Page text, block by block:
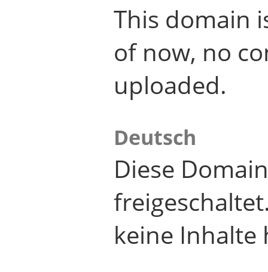
This domain
of now, no
uploaded.
Deutsch
Diese
keine Inhalte